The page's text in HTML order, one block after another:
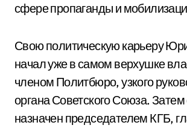
сфере пропаганды и
Свою политическую карьеру
начал уже в самом верхушке
членом Политбюро, узкого
органа Советского Союза.
назначен председателем КГБ,